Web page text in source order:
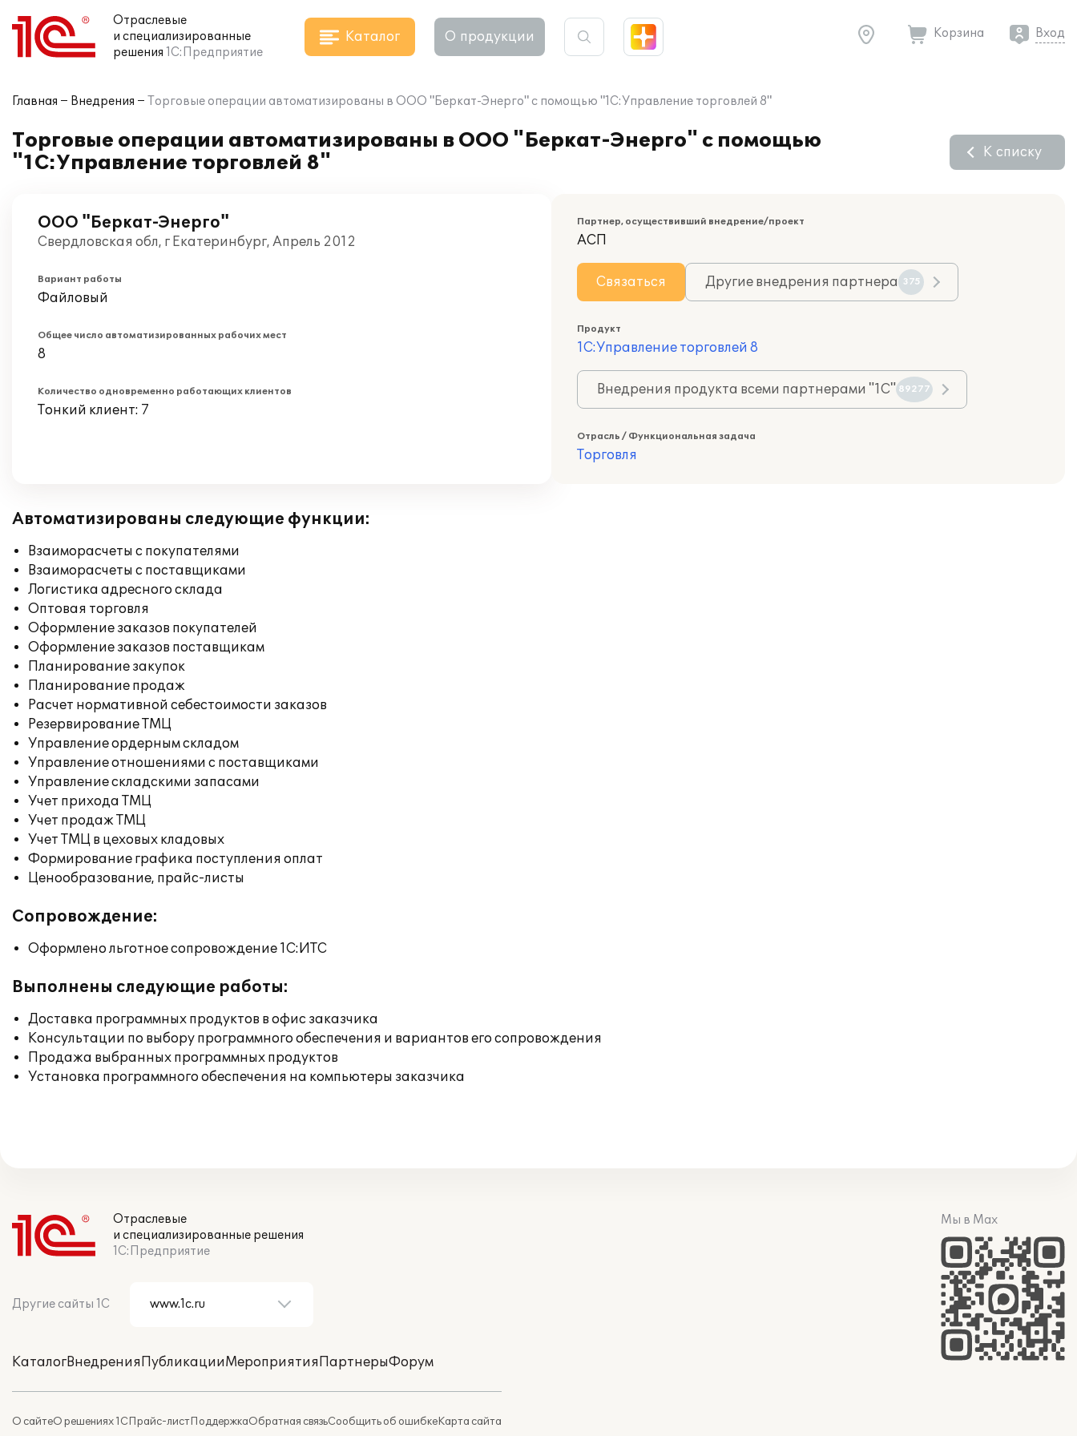
Отраслевые
и специализированные
решения 1С:Предприятие
Каталог О продукции Корзина Вход
Главная Внедрения Торговые операции автоматизированы в ООО "Беркат-Энерго" с помощью "1С:Управление торговлей 8"
Торговые операции автоматизированы в ООО "Беркат-Энерго" с помощью
"1С:Управление торговлей 8"
К списку
ООО "Беркат-Энерго"
Свердловская обл, г Екатеринбург, Апрель 2012
Вариант работы
Файловый
Общее число автоматизированных рабочих мест
8
Количество одновременно работающих клиентов
Тонкий клиент: 7
Партнер, осуществивший внедрение/проект
АСП
Связаться Другие внедрения партнера 375
Продукт
1С:Управление торговлей 8
Внедрения продукта всеми партнерами "1С" 89277
Отрасль / Функциональная задача
Торговля
Автоматизированы следующие функции:
Взаиморасчеты с покупателями
Взаиморасчеты с поставщиками
Логистика адресного склада
Оптовая торговля
Оформление заказов покупателей
Оформление заказов поставщикам
Планирование закупок
Планирование продаж
Расчет нормативной себестоимости заказов
Резервирование ТМЦ
Управление ордерным складом
Управление отношениями с поставщиками
Управление складскими запасами
Учет прихода ТМЦ
Учет продаж ТМЦ
Учет ТМЦ в цеховых кладовых
Формирование графика поступления оплат
Ценообразование, прайс-листы
Сопровождение:
Оформлено льготное сопровождение 1С:ИТС
Выполнены следующие работы:
Доставка программных продуктов в офис заказчика
Консультации по выбору программного обеспечения и вариантов его сопровождения
Продажа выбранных программных продуктов
Установка программного обеспечения на компьютеры заказчика
Отраслевые
и специализированные решения
1С:Предприятие
Другие сайты 1С
КаталогВнедренияПубликацииМероприятияПартнерыФорум
О сайтеО решениях 1СПрайс-листПоддержкаОбратная связьСообщить об ошибкеКарта сайта
Мы в Max